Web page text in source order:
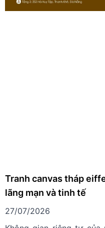
Tranh canvas tháp
lãng mạn và tinh tế
27/07/2026